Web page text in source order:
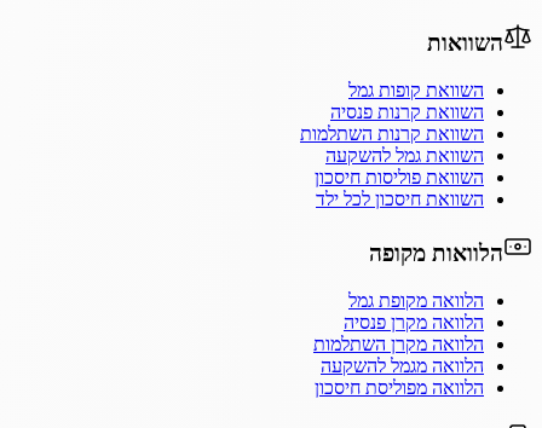
השוואות
השוואת קופות גמל
השוואת קרנות פנסיה
השוואת קרנות השתלמות
השוואת גמל להשקעה
השוואת פוליסות חיסכון
השוואת חיסכון לכל ילד
הלוואות מקופה
הלוואה מקופת גמל
הלוואה מקרן פנסיה
הלוואה מקרן השתלמות
הלוואה מגמל להשקעה
הלוואה מפוליסת חיסכון